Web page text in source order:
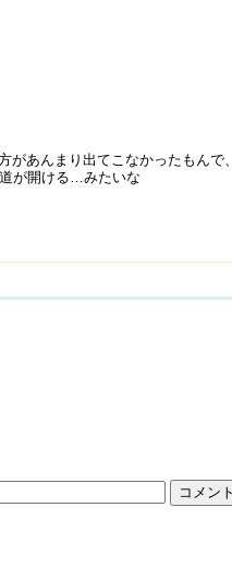
あんまり出てこなかったもんで、
が開ける…みたいな